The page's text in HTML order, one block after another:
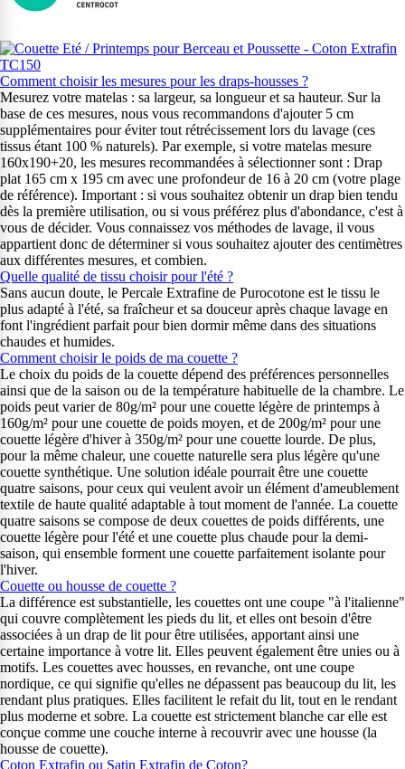
Comment choisir les mesures pour les draps-housses ?
Mesurez votre matelas : sa largeur, sa longueur et sa hauteur. Sur la
base de ces mesures, nous vous recommandons d'ajouter 5 cm
supplémentaires pour éviter tout rétrécissement lors du lavage (ces
tissus étant 100 % naturels). Par exemple, si votre matelas mesure
160x190+20, les mesures recommandées à sélectionner sont : Drap
plat 165 cm x 195 cm avec une profondeur de 16 à 20 cm (votre plage
de référence). Important : si vous souhaitez obtenir un drap bien tendu
dès la première utilisation, ou si vous préférez plus d'abondance, c'est à
vous de décider. Vous connaissez vos méthodes de lavage, il vous
appartient donc de déterminer si vous souhaitez ajouter des centimètres
aux différentes mesures, et combien.
Quelle qualité de tissu choisir pour l'été ?
Sans aucun doute, le Percale Extrafine de Purocotone est le tissu le
plus adapté à l'été, sa fraîcheur et sa douceur après chaque lavage en
font l'ingrédient parfait pour bien dormir même dans des situations
chaudes et humides.
Comment choisir le poids de ma couette ?
Le choix du poids de la couette dépend des préférences personnelles
ainsi que de la saison ou de la température habituelle de la chambre. Le
poids peut varier de 80g/m² pour une couette légère de printemps à
160g/m² pour une couette de poids moyen, et de 200g/m² pour une
couette légère d'hiver à 350g/m² pour une couette lourde. De plus,
pour la même chaleur, une couette naturelle sera plus légère qu'une
couette synthétique. Une solution idéale pourrait être une couette
quatre saisons, pour ceux qui veulent avoir un élément d'ameublement
textile de haute qualité adaptable à tout moment de l'année. La couette
quatre saisons se compose de deux couettes de poids différents, une
couette légère pour l'été et une couette plus chaude pour la demi-
saison, qui ensemble forment une couette parfaitement isolante pour
l'hiver.
Couette ou housse de couette ?
La différence est substantielle, les couettes ont une coupe "à l'italienne"
qui couvre complètement les pieds du lit, et elles ont besoin d'être
associées à un drap de lit pour être utilisées, apportant ainsi une
certaine importance à votre lit. Elles peuvent également être unies ou à
motifs. Les couettes avec housses, en revanche, ont une coupe
nordique, ce qui signifie qu'elles ne dépassent pas beaucoup du lit, les
rendant plus pratiques. Elles facilitent le refait du lit, tout en le rendant
plus moderne et sobre. La couette est strictement blanche car elle est
conçue comme une couche interne à recouvrir avec une housse (la
housse de couette).
Coton Extrafin ou Satin Extrafin de Coton?